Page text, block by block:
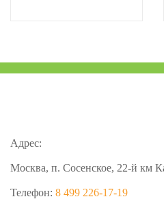
Адрес:
Москва, п. Сосенское, 22-й км
Телефон: 8 499 226-17-19